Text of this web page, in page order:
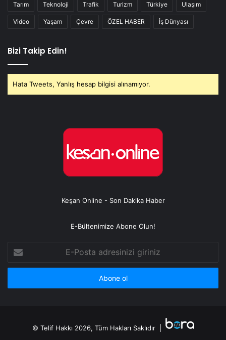
Tarım Teknoloji Trafik Turizm Türkiye Ulaşım
Video Yaşam Çevre ÖZEL HABER İş Dünyası
Bizi Takip Edin!
Hata Tweets, Yanlış hesap bilgisi alınamıyor.
Keşan Online - Son Dakika Haber
E-Bültenimize Abone Olun!
Posta
adresinizi
© Telif Hakkı 2026, Tüm Hakları Saklıdır |